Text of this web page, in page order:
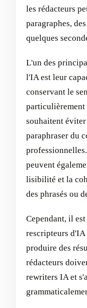
les rédacteurs
paragraphes,
quelques
L'un des
l'IA est leur
conservant le
souhaitent
paraphraser du
peuvent
lisibilité et la
des phrasés ou
Cependant, il
rescripteurs d'IA
produire des
rédacteurs
rewriters IA et